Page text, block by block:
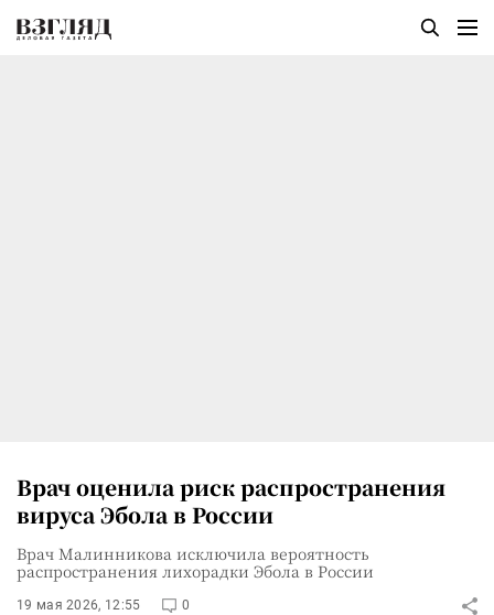
Врач оценила риск распространения
вируса Эбола в России
Врач Малинникова исключила вероятность
распространения лихорадки Эбола в России
19 мая 2026, 12:55 0